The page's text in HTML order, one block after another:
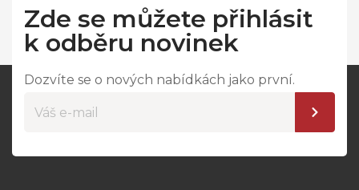
Zde se můžete přihlásit
k odběru novinek
Dozvíte se o nových nabídkách jako první.